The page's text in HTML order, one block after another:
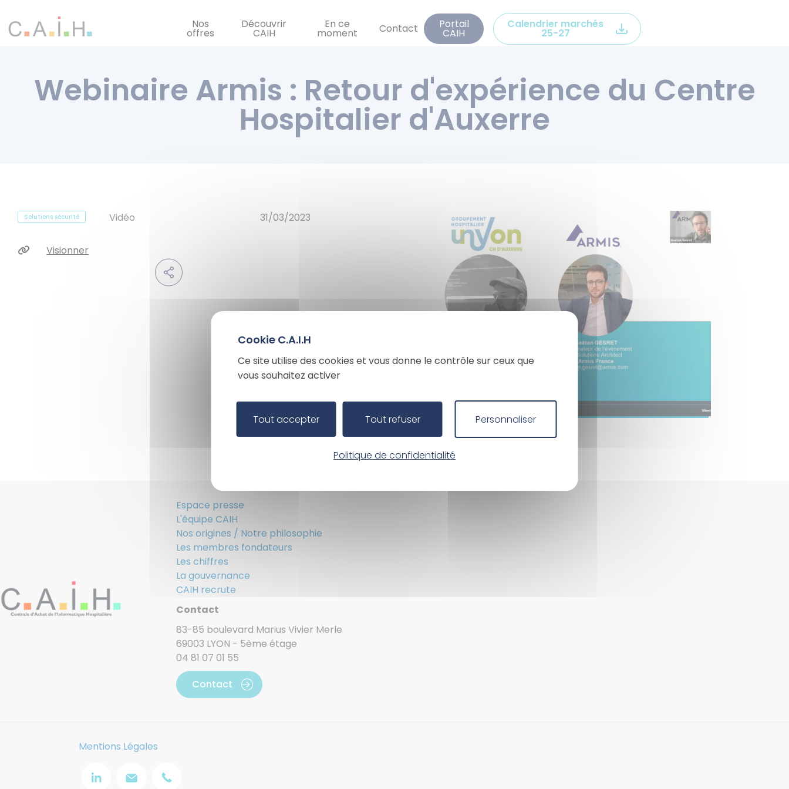
Ce site utilise des cookies et vous donne le contrôle sur ceux que
vous souhaitez activer
Tout accepter Tout refuser Personnaliser
Politique de confidentialité
Masquer le bandeau des
au
contenu
Nos
offres
Découvrir
CAIH
En ce
moment Contact Portail
CAIH
Calendrier marchés
25-27
Webinaire Armis : Retour d'expérience du Centre
Hospitalier d'Auxerre
Solutions sécurité Vidéo 31/03/2023
Visionner
Espace presse
L'équipe CAIH
Nos origines / Notre philosophie
Les membres fondateurs
Les chiffres
La gouvernance
CAIH recrute
Contact
83-85 boulevard Marius Vivier Merle
69003 LYON - 5ème étage
04 81 07 01 55
Contact
Mentions Légales
Image
Image